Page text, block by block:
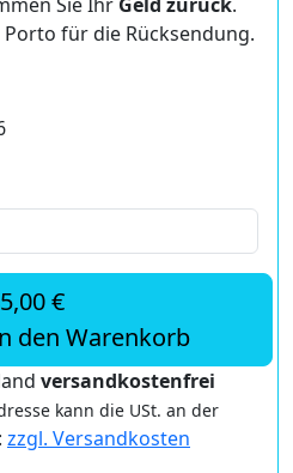
für die Rücksendung.
€
den Warenkorb
versandkostenfrei
kann die USt. an der
zzgl. Versandkosten